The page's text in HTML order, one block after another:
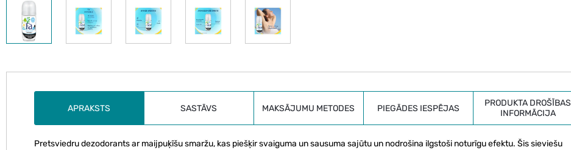
APRAKSTS SASTĀVS MAKSĀJUMU METODES PIEGĀDES IESPĒJAS
PRODUKTA DROŠĪBAS
INFORMĀCIJA
Pretsviedru dezodorants ar maijpuķīšu smaržu, kas piešķir svaiguma un sausuma sajūtu un nodrošina ilgstoši noturīgu efektu. Šis sieviešu